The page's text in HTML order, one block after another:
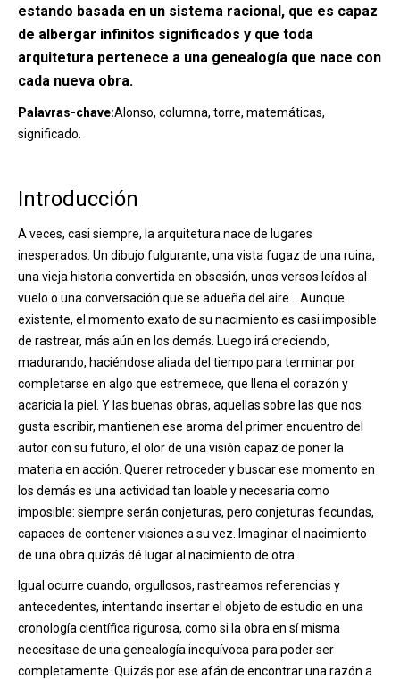
estando basada en un sistema racional, que es capaz
de albergar infinitos significados y que toda
arquitetura pertenece a una genealogía que nace con
cada nueva obra.
Palavras-chave:Alonso, columna, torre, matemáticas,
significado.
Introducción
A veces, casi siempre, la arquitetura nace de lugares
inesperados. Un dibujo fulgurante, una vista fugaz de una ruina,
una vieja historia convertida en obsesión, unos versos leídos al
vuelo o una conversación que se adueña del aire… Aunque
existente, el momento exato de su nacimiento es casi imposible
de rastrear, más aún en los demás. Luego irá creciendo,
madurando, haciéndose aliada del tiempo para terminar por
completarse en algo que estremece, que llena el corazón y
acaricia la piel. Y las buenas obras, aquellas sobre las que nos
gusta escribir, mantienen ese aroma del primer encuentro del
autor con su futuro, el olor de una visión capaz de poner la
materia en acción. Querer retroceder y buscar ese momento en
los demás es una actividad tan loable y necesaria como
imposible: siempre serán conjeturas, pero conjeturas fecundas,
capaces de contener visiones a su vez. Imaginar el nacimiento
de una obra quizás dé lugar al nacimiento de otra.
Igual ocurre cuando, orgullosos, rastreamos referencias y
antecedentes, intentando insertar el objeto de estudio en una
cronología científica rigurosa, como si la obra en sí misma
necesitase de una genealogía inequívoca para poder ser
completamente. Quizás por ese afán de encontrar una razón a